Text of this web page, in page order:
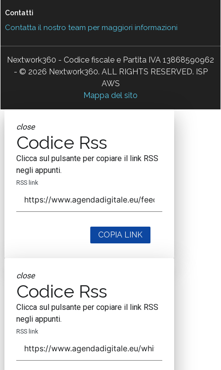
Contatti
Contatta il nostro team per maggiori informazioni
Nextwork360 - Codice fiscale e Partita IVA 13868590962
- © 2026 Nextwork360. ALL RIGHTS RESERVED. ISP
AWS
Mappa del sito
close
Codice Rss
Clicca sul pulsante per copiare il link RSS
negli appunti.
RSS link
COPIA LINK
close
Codice Rss
Clicca sul pulsante per copiare il link RSS
negli appunti.
RSS link